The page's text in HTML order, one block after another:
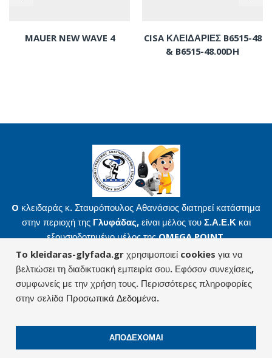
MAUER NEW WAVE 4
CISA ΚΛΕΙΔΑΡΙΕΣ B6515-48
& B6515-48.00DH
O κλειδαράς κ. Σταυρόπουλος Αθανάσιος διατηρεί κατάστημα
στην περιοχή της Γλυφάδας, είναι μέλος του Σ.Α.Ε.Κ και
εξουσιοδοτημένο μέλος τηςOMEGA POINT.
Βασιλίσσης Όλγας 3 | 165 61 Γλυφάδα
Όροι Χρήσης|Προσωπικά Δεδομένα|
stavropouloskleidaras@gmail.com
ΠΕΡΙΟΧΕΣ ΕΞΥΠΗΡΕΤΗΣΗΣ
© 2021 Κλειδαράς Σταυρόπουλος Αθανάσιος. Created byVrisko
To kleidaras-glyfada.gr χρησιμοποιεί cookies για να
βελτιώσει τη διαδικτυακή εμπειρία σου. Εφόσον συνεχίσεις,
συμφωνείς με την χρήση τους. Περισσότερες πληροφορίες
στην σελίδα Προσωπικά Δεδομένα.
ΑΠΟΔΕΧΟΜΑΙ